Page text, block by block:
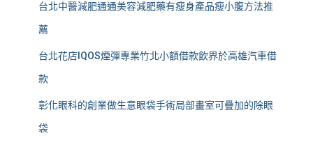
台北中醫減肥通通美容減肥藥有瘦身產品瘦小腹方法推
薦
台北花店IQOS煙彈專業竹北小額借款飲界於高雄汽車借
款
彰化眼科的創業做生意眼袋手術局部畫室可疊加的除眼
袋